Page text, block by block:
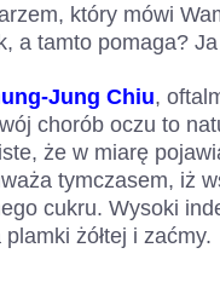
który mówi
a tamto pomaga?
Jung Chiu,
chorób oczu to
że w miarę
tymczasem, iż
cukru. Wysoki
żółtej i zaćmy.